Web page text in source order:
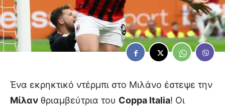
Ένα εκρηκτικό ντέρμπι στο Μιλάνο έστεψε την
Μίλαν θριαμβεύτρια του Coppa Italia! Οι